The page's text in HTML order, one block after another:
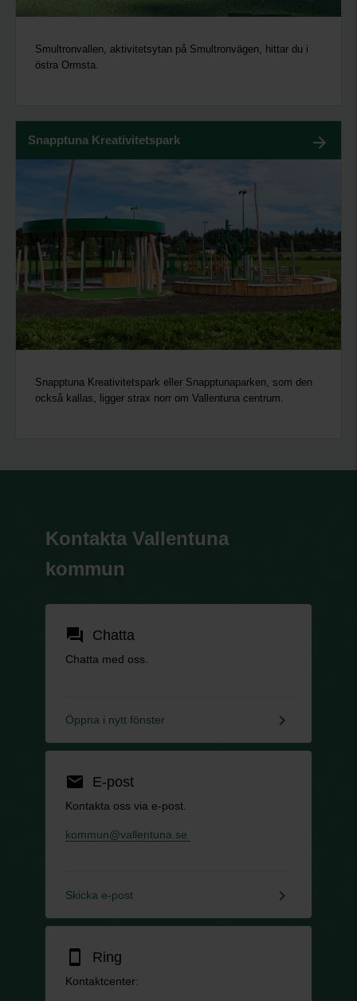
Smultronvallen, aktivitetsytan på Smultronvägen, hittar du i
östra Ormsta.
Snapptuna Kreativitetspark
Snapptuna Kreativitetspark eller Snapptunaparken, som den
också kallas, ligger strax norr om Vallentuna centrum.
Kontakta Vallentuna
kommun
forum Chatta
Chatta med oss.
Öppna i nytt fönster keyboard_arrow_right
email E-post
Kontakta oss via e-post.
kommun@vallentuna.se
Skicka e-post keyboard_arrow_right
smartphone Ring
Kontaktcenter: